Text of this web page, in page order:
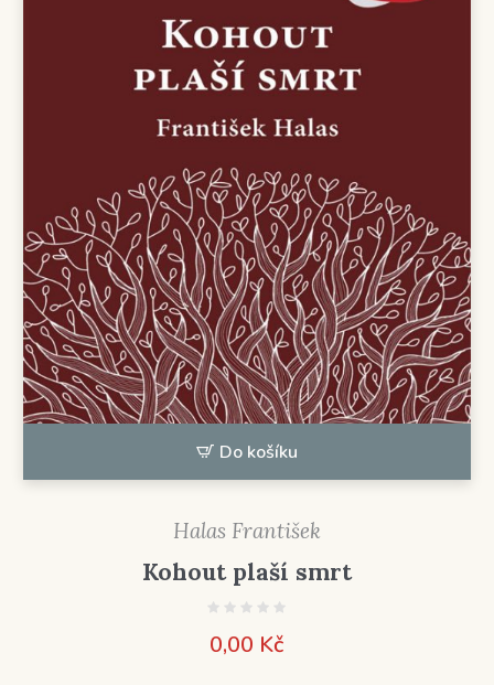
Do košíku
Halas František
Kohout plaší smrt
0,00 Kč